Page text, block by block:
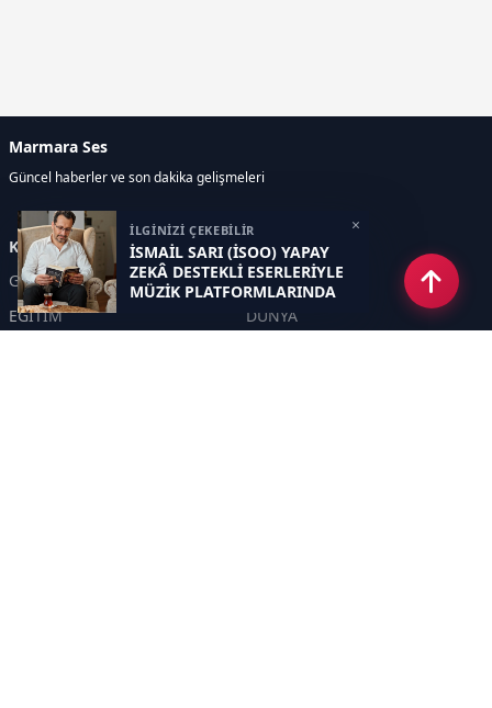
İLGİNİZİ ÇEKEBİLİR
İSMAİL SARI (İSOO) YAPAY
ZEKÂ DESTEKLİ ESERLERİYLE
MÜZİK PLATFORMLARINDA
×
Marmara Ses
Güncel haberler ve son dakika gelişmeleri
Kategoriler
GÜNDEM
EKONOMİ
EĞİTİM
DÜNYA